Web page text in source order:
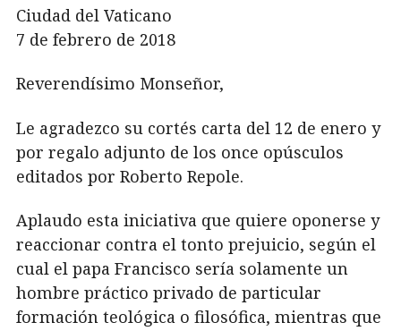
Ciudad del Vaticano
7 de febrero de 2018
Reverendísimo Monseñor,
Le agradezco su cortés carta del 12 de enero y
por regalo adjunto de los once opúsculos
editados por Roberto Repole.
Aplaudo esta iniciativa que quiere oponerse y
reaccionar contra el tonto prejuicio, según el
cual el papa Francisco sería solamente un
hombre práctico privado de particular
formación teológica o filosófica, mientras que